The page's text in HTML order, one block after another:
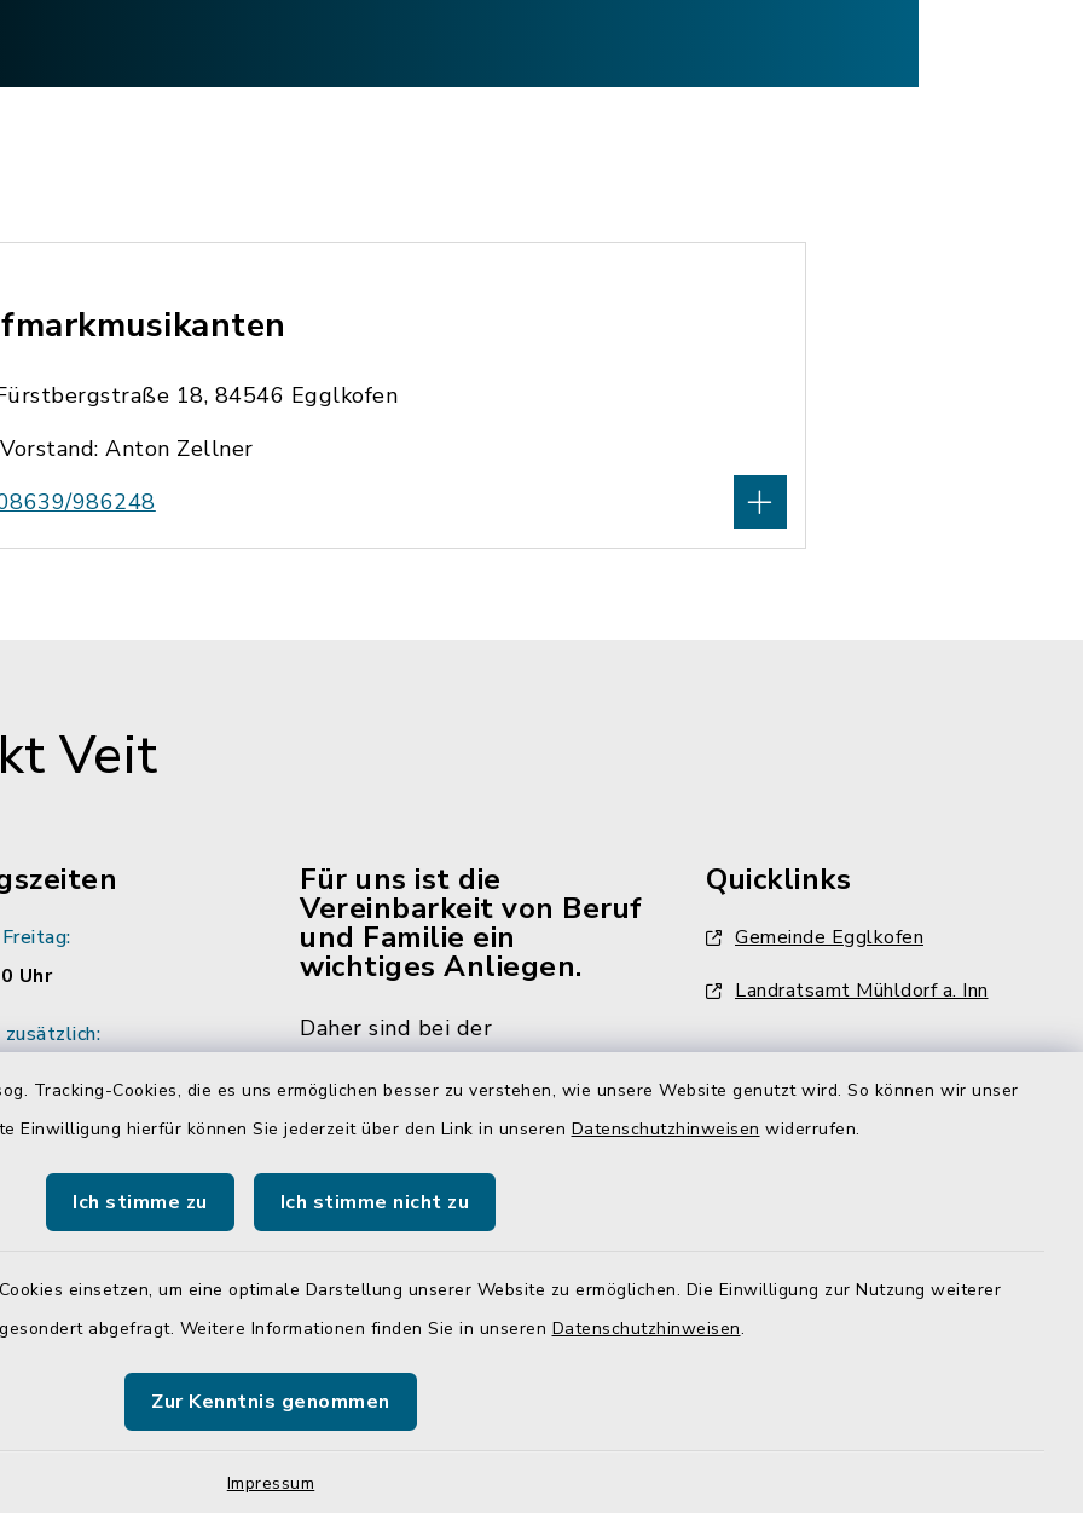
Tracking-Cookies, die es uns ermöglichen besser zu verstehen, wie unsere Website genutzt wird. So können wir unser
Einwilligung hierfür können Sie jederzeit über den Link in unseren Datenschutzhinweisen widerrufen.
Ich stimme zu Ich stimme nicht zu
einsetzen, um eine optimale Darstellung unserer Website zu ermöglichen. Die Einwilligung zur Nutzung weiterer
abgefragt. Weitere Informationen finden Sie in unseren Datenschutzhinweisen.
Zur Kenntnis genommen
Impressum
18, 84546 Egglkofen
Anton Zellner
986248
Veit
Uhr
vereinbaren Sie
innen.
Für uns ist die
Vereinbarkeit von Beruf
und Familie ein
wichtiges Anliegen.
Daher sind bei der
Neumarkt-Sankt Veit mehr als
die Hälfte der Mitarbeiter und
Mitarbeiterinnen in Teilzeit
beschäftigt. Das bedingt aber,
teilweise auch während der
üblichen Bürozeiten und zu den
antreffen.
Quicklinks
Gemeinde Egglkofen
Landratsamt Mühldorf a. Inn